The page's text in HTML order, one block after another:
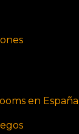
en España